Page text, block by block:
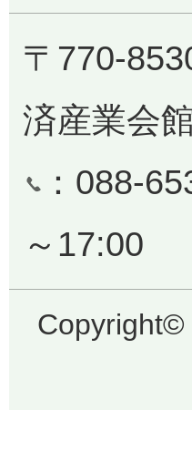
〒770-
済産業会
：088-
～17:00